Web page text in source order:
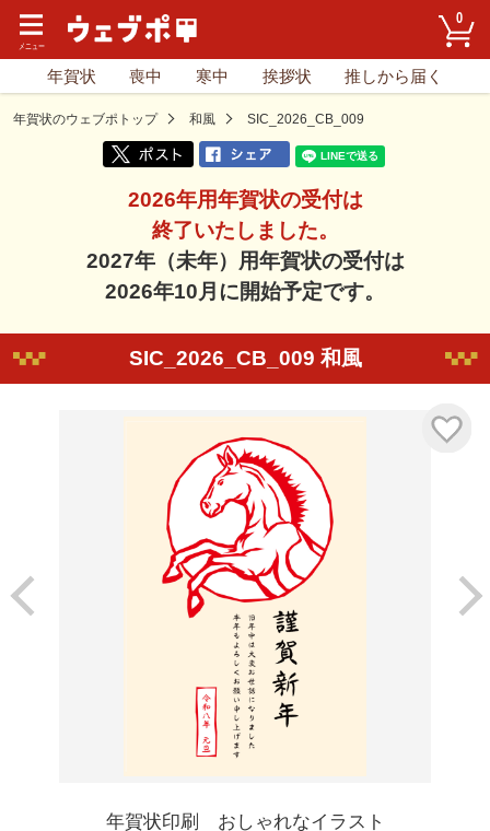
0
年賀状 喪中 寒中 挨拶状 推しから届く
年賀状のウェブポトップ 和風 SIC_2026_CB_009
2026年用年賀状の受付は
終了いたしました。
2027年（未年）用年賀状の受付は
2026年10月に開始予定です。
SIC_2026_CB_009 和風
年賀状印刷 おしゃれなイラスト